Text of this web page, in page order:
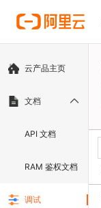
云产品主页
文档
API 文档
RAM 鉴权文档
调试